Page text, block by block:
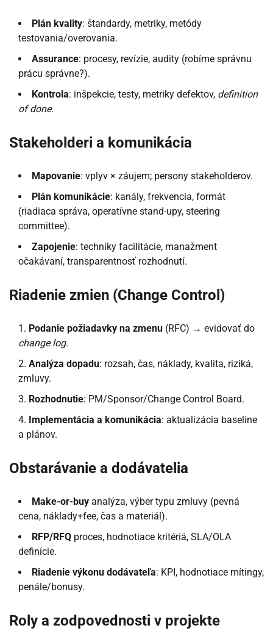
Plán kvality: štandardy, metriky, metódy
testovania/overovania.
Assurance: procesy, revízie, audity (robíme správnu
prácu správne?).
Kontrola: inšpekcie, testy, metriky defektov, definition
of done.
Stakeholderi a komunikácia
Mapovanie: vplyv × záujem; persony stakeholderov.
Plán komunikácie: kanály, frekvencia, formát
(riadiaca správa, operatívne stand-upy, steering
committee).
Zapojenie: techniky facilitácie, manažment
očakávaní, transparentnosť rozhodnutí.
Riadenie zmien (Change Control)
Podanie požiadavky na zmenu (RFC) → evidovať do
change log.
Analýza dopadu: rozsah, čas, náklady, kvalita, riziká,
zmluvy.
Rozhodnutie: PM/Sponsor/Change Control Board.
Implementácia a komunikácia: aktualizácia baseline
a plánov.
Obstarávanie a dodávatelia
Make-or-buy analýza, výber typu zmluvy (pevná
cena, náklady+fee, čas a materiál).
RFP/RFQ proces, hodnotiace kritériá, SLA/OLA
definície.
Riadenie výkonu dodávateľa: KPI, hodnotiace mítingy,
penále/bonusy.
Roly a zodpovednosti v projekte